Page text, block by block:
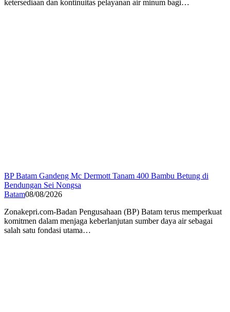
ketersediaan dan kontinuitas pelayanan air minum bagi…
BP Batam Gandeng Mc Dermott Tanam 400 Bambu Betung di
Bendungan Sei Nongsa
Batam08/08/2026
Zonakepri.com-Badan Pengusahaan (BP) Batam terus memperkuat
komitmen dalam menjaga keberlanjutan sumber daya air sebagai
salah satu fondasi utama…